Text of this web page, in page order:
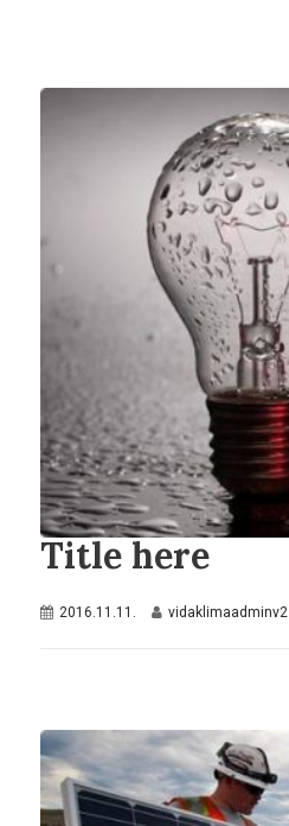
Title here
2016.11.11. vidaklimaadminv2